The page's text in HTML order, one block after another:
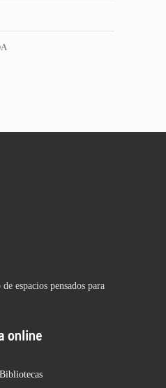
espacios pensados para
online
Bibliotecas